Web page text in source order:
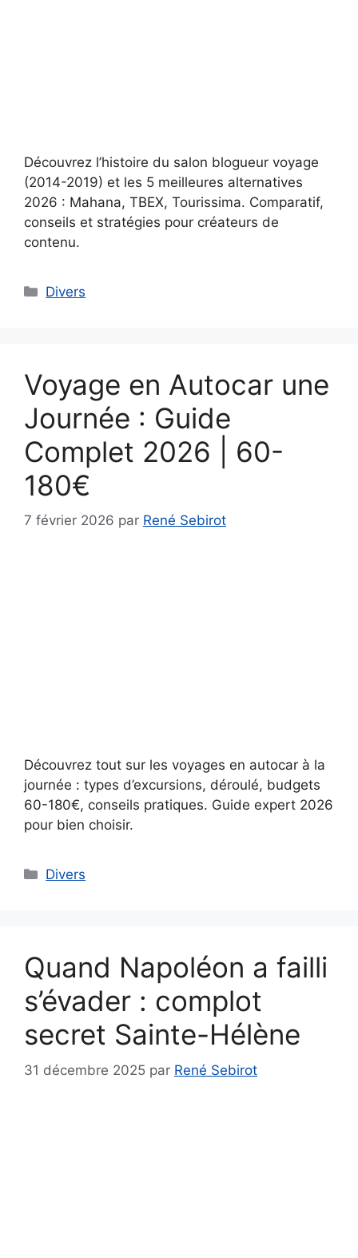
Découvrez l’histoire du salon blogueur voyage
(2014-2019) et les 5 meilleures alternatives
2026 : Mahana, TBEX, Tourissima. Comparatif,
conseils et stratégies pour créateurs de
contenu.
Catégories
Divers
Voyage en Autocar une
Journée : Guide
Complet 2026 | 60-
180€
7 février 2026 par René Sebirot
Découvrez tout sur les voyages en autocar à la
journée : types d’excursions, déroulé, budgets
60-180€, conseils pratiques. Guide expert 2026
pour bien choisir.
Catégories
Divers
Quand Napoléon a failli
s’évader : complot
secret Sainte-Hélène
31 décembre 2025 par René Sebirot